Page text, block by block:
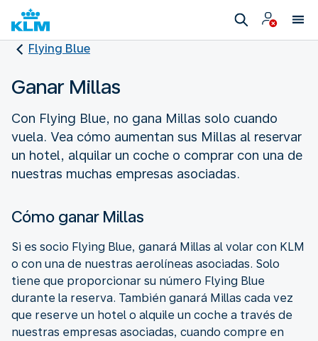
Flying Blue
Ganar Millas
Con Flying Blue, no gana Millas solo cuando
vuela. Vea cómo aumentan sus Millas al reservar
un hotel, alquilar un coche o comprar con una de
nuestras muchas empresas asociadas.
Cómo ganar Millas
Si es socio Flying Blue, ganará Millas al volar con KLM
o con una de nuestras aerolíneas asociadas. Solo
tiene que proporcionar su número Flying Blue
durante la reserva. También ganará Millas cada vez
que reserve un hotel o alquile un coche a través de
nuestras empresas asociadas, cuando compre en